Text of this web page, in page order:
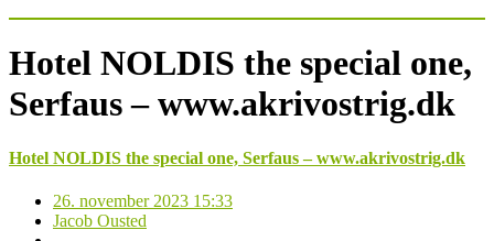
Hotel NOLDIS the special one,
Serfaus – www.akrivostrig.dk
Hotel NOLDIS the special one, Serfaus – www.akrivostrig.dk
26. november 2023 15:33
Jacob Ousted